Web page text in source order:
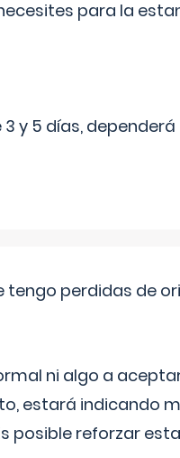
para la
y 5 días, dependerá
tengo perdidas de
ni algo a
estará indicando
posible reforzar